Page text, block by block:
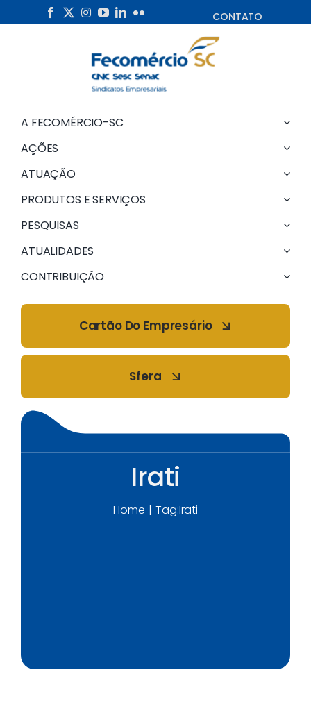
to
CONTATO
A FECOMÉRCIO-SC
AÇÕES
ATUAÇÃO
PRODUTOS E SERVIÇOS
PESQUISAS
ATUALIDADES
CONTRIBUIÇÃO
Cartão Do Empresário
Sfera
Irati
Home Tag:Irati